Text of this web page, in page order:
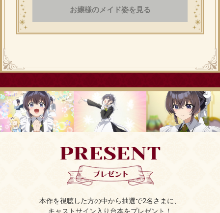
お嬢様のメイド姿を見る
本作を視聴した方の中から抽選で2名さまに、
キャストサイン入り台本をプレゼント！